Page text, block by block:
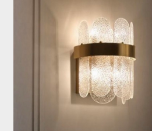
Купить люстру в Украине